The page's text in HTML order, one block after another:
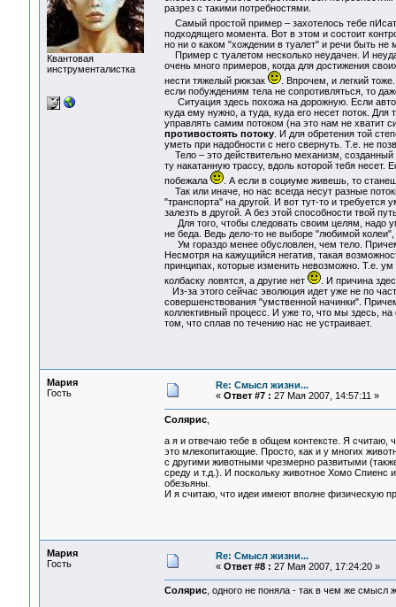
Квантовая
инструменталистка
разрез с такими потребностями.
Самый простой пример – захотелось тебе
подходящего момента. Вот в этом и состоит
но ни о каком "хождении в туалет" и речи быть
Пример с туалетом несколько неудачен. И
очень много примеров, когда для достижения
нести тяжелый рюкзак
. Впрочем, и легкий
если побуждениям тела не сопротивляться, то
Ситуация здесь похожа на дорожную. Если
куда ему нужно, а туда, куда его несет поток.
управлять самим потоком (на это нам не хватит
противостоять потоку. И для обретения той
уметь при надобности с него свернуть. Т.е. не
Тело – это действительно механизм,
ту накатанную трассу, вдоль которой тебя
побежала
. А если в социуме живешь, то
Так или иначе, но нас всегда несут разные
"транспорта" на другой. И вот тут-то и требуется
залезть в другой. А без этой способности твой
Для того, чтобы следовать своим целям, надо
не беда. Ведь дело-то не выборе "любимой колеи",
Ум гораздо менее обусловлен, чем тело.
Несмотря на кажущийся негатив, такая
принципах, которые изменить невозможно. Т.е.
колбаску ловятся, а другие нет
. И причина
Из-за этого сейчас эволюция идет уже не по
совершенствования "умственной начинки".
коллективный процесс. И уже то, что мы здесь,
том, что сплав по течению нас не устраивает.
Мария
Гость
Re: Смысл жизни...
« Ответ #7 : 27 Мая 2007, 14:57:11 »
Солярис,
а я и отвечаю тебе в общем контексте. Я считаю,
это млекопитающие. Просто, как и у многих
с другими животными чрезмерно развитыми
среду и т.д.). И поскольку животное Хомо Спиенс
обезьяны.
И я считаю, что идеи имеют вполне физическую
Мария
Гость
Re: Смысл жизни...
« Ответ #8 : 27 Мая 2007, 17:24:20 »
Солярис, одного не поняла - так в чем же смысл